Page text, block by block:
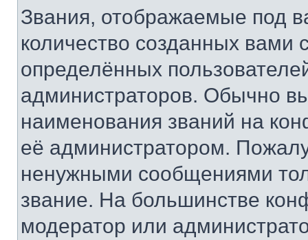
Звания, отображаемые под
количество созданных
определённых
администраторов. Обычно
наименования званий на
её администратором.
ненужными сообщениями
звание. На большинстве
модератор или